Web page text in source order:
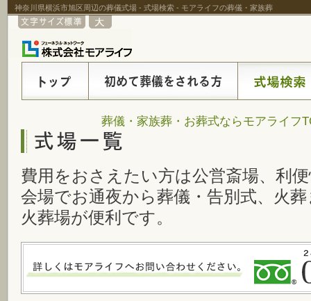
神奈川県横浜市旭区周辺の葬儀式場 - 式場検索 - モアライフの葬儀・家族葬
葬儀・家族葬・お葬式ならモアライフ
費用をおさえたい方は公営斎場、利
会場でお通夜から葬儀・告別式、火
火葬場が便利です。